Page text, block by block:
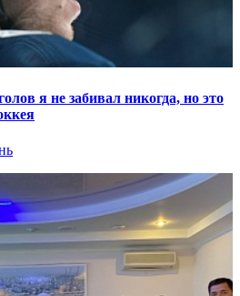
я не забивал никогда, но это